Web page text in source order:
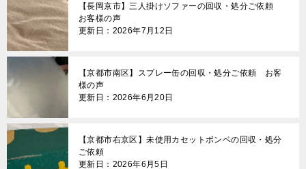
【長岡京市】三人掛けソファーの回収・処分ご依頼
お客様の声
更新日：2026年7月12日
【京都市南区】スプレー缶の回収・処分ご依頼 お客
様の声
更新日：2026年6月20日
【京都市右京区】未使用カセットボンベの回収・処分
ご依頼
更新日：2026年6月5日